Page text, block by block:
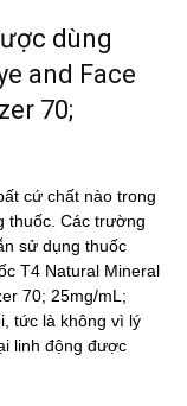
dùng
and Face
70;
cứ chất nào trong
thuốc. Các trường
sử dụng thuốc
T4 Natural Mineral
70; 25mg/mL;
tức là không vì lý
linh động được